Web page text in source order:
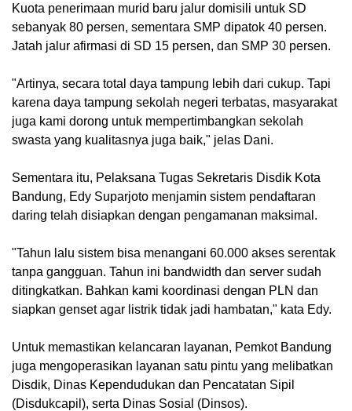
Kuota penerimaan murid baru jalur domisili untuk SD
sebanyak 80 persen, sementara SMP dipatok 40 persen.
Jatah jalur afirmasi di SD 15 persen, dan SMP 30 persen.
"Artinya, secara total daya tampung lebih dari cukup. Tapi
karena daya tampung sekolah negeri terbatas, masyarakat
juga kami dorong untuk mempertimbangkan sekolah
swasta yang kualitasnya juga baik," jelas Dani.
Sementara itu, Pelaksana Tugas Sekretaris Disdik Kota
Bandung, Edy Suparjoto menjamin sistem pendaftaran
daring telah disiapkan dengan pengamanan maksimal.
"Tahun lalu sistem bisa menangani 60.000 akses serentak
tanpa gangguan. Tahun ini bandwidth dan server sudah
ditingkatkan. Bahkan kami koordinasi dengan PLN dan
siapkan genset agar listrik tidak jadi hambatan," kata Edy.
Untuk memastikan kelancaran layanan, Pemkot Bandung
juga mengoperasikan layanan satu pintu yang melibatkan
Disdik, Dinas Kependudukan dan Pencatatan Sipil
(Disdukcapil), serta Dinas Sosial (Dinsos).